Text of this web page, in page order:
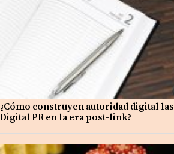
¿Cómo construyen autoridad digital
Digital PR en la era post-link?